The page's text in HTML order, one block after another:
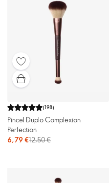
(198)
Pincel Duplo Complexion
Perfection
6,79 €12,50 €